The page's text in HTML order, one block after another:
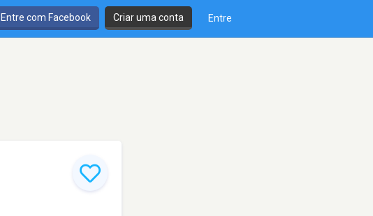
Entre com Facebook Criar uma conta Entre